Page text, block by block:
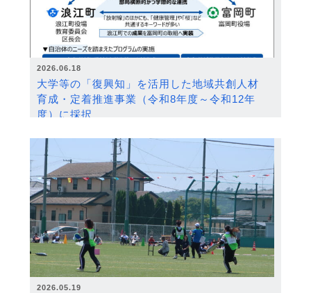
2026.06.18
大学等の「復興知」を活用した地域共創人材
育成・定着推進事業（令和8年度～令和12年
度）に採択
2026.05.19